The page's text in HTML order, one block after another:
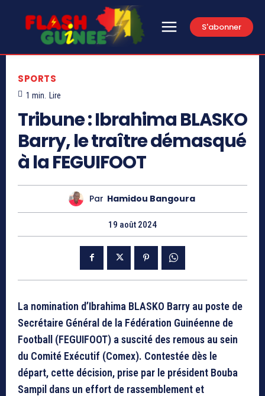
S'abonner
SPORTS
1 min. Lire
Tribune : Ibrahima BLASKO
Barry, le traître démasqué
à la FEGUIFOOT
Par Hamidou Bangoura
19 août 2024
La nomination d’Ibrahima BLASKO Barry au poste de
Secrétaire Général de la Fédération Guinéenne de
Football (FEGUIFOOT) a suscité des remous au sein
du Comité Exécutif (Comex). Contestée dès le
départ, cette décision, prise par le président Bouba
Sampil dans un effort de rassemblement et